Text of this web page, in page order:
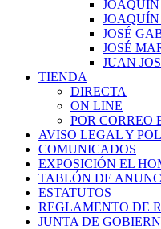
JOAQUÍN
JOAQUÍN
JOSÉ
JOSÉ
JUAN
TIENDA
DIRECTA
ON LINE
POR CORREO
AVISO LEGAL Y
COMUNICADOS
EXPOSICIÓN EL
TABLÓN DE
ESTATUTOS
REGLAMENTO DE
JUNTA DE